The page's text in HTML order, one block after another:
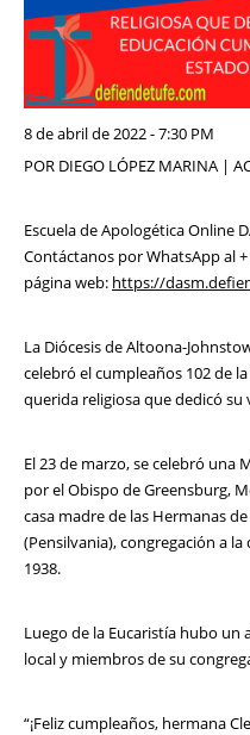
8 de abril de 2022 - 7:30 PM
POR DIEGO LÓPEZ MARINA |
Escuela de Apologética Online
Contáctanos por WhatsApp al
página web: https://
La Diócesis de Altoona-
celebró el cumpleaños 102 de
querida religiosa que dedicó su
El 23 de marzo, se celebró una
por el Obispo de Greensburg,
casa madre de las Hermanas
(Pensilvania), congregación a
1938.
Luego de la Eucaristía hubo un
local y miembros de su
“¡Feliz cumpleaños, hermana